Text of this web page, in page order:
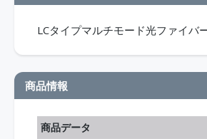
LCタイプマルチモード光ファイ
商品情報
商品データ